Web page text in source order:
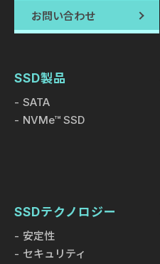
お問い合わせ
SSD製品
SATA
NVMe™ SSD
SSDテクノロジー
安定性
セキュリティ